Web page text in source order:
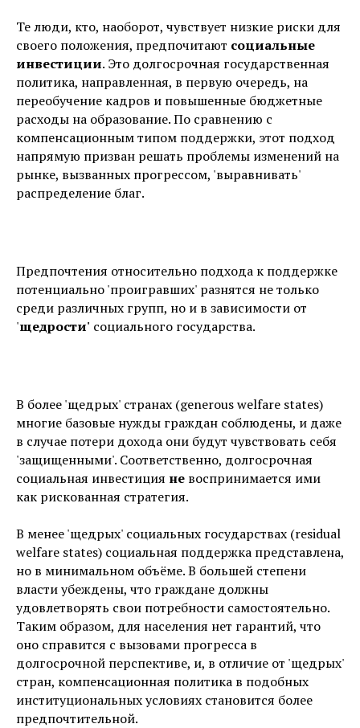
Те люди, кто, наоборот, чувствует низкие риски для
своего положения, предпочитают социальные
инвестиции. Это долгосрочная государственная
политика, направленная, в первую очередь, на
переобучение кадров и повышенные бюджетные
расходы на образование. По сравнению с
компенсационным типом поддержки, этот подход
напрямую призван решать проблемы изменений на
рынке, вызванных прогрессом, 'выравнивать'
распределение благ.
Предпочтения относительно подхода к поддержке
потенциально 'проигравших' разнятся не только
среди различных групп, но и в зависимости от
'щедрости' социального государства.
В более 'щедрых' странах (generous welfare states)
многие базовые нужды граждан соблюдены, и даже
в случае потери дохода они будут чувствовать себя
'защищенными'. Соответственно, долгосрочная
социальная инвестиция не воспринимается ими
как рискованная стратегия.
В менее 'щедрых' социальных государствах (residual
welfare states) социальная поддержка представлена,
но в минимальном объёме. В большей степени
власти убеждены, что граждане должны
удовлетворять свои потребности самостоятельно.
Таким образом, для населения нет гарантий, что
оно справится с вызовами прогресса в
долгосрочной перспективе, и, в отличие от 'щедрых'
стран, компенсационная политика в подобных
институциональных условиях становится более
предпочтительной.